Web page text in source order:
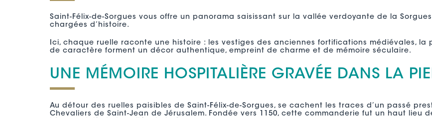
Saint-Félix-de-Sorgues vous offre un panorama saisissant sur la vallée verdoyante de la
chargées d’histoire.
Ici, chaque ruelle raconte une histoire : les vestiges des anciennes fortifications médiévales, la
de caractère forment un décor authentique, empreint de charme et de mémoire séculaire.
UNE MÉMOIRE HOSPITALIÈRE GRAVÉE DANS LA
Au détour des ruelles paisibles de Saint-Félix-de-Sorgues, se cachent les traces d’un passé
Chevaliers de Saint-Jean de Jérusalem. Fondée vers 1150, cette commanderie fut un haut lieu